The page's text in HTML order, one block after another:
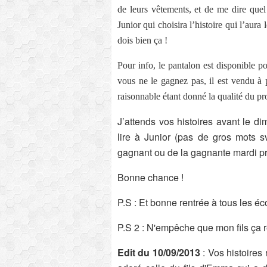
de leurs vêtements, et de me dire
Junior qui choisira l’histoire qui
dois bien ça !
Pour info, le pantalon est disponible
vous ne le gagnez pas, il est vendu à
raisonnable étant donné la qualité du
J’attends vos histoires avant le
lire à Junior (pas de gros mots
gagnant ou de la gagnante mardi
Bonne chance !
P.S : Et bonne rentrée à tous les
P.S 2 : N'empêche que mon fils
Edit du 10/09/2013: Vos histoires